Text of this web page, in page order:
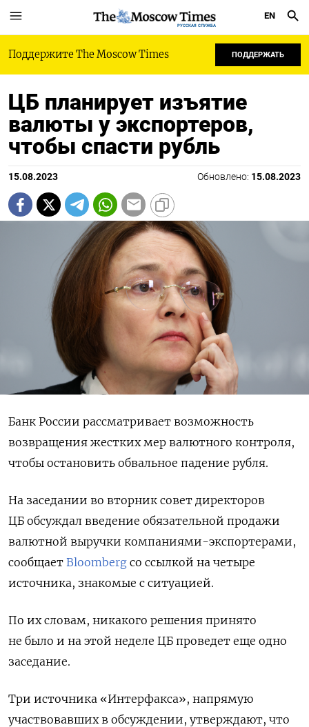
РУССКАЯ СЛУЖБА
EN
Поддержите The Moscow Times ПОДДЕРЖАТЬ
ЦБ планирует изъятие
валюты у экспортеров,
чтобы спасти рубль
15.08.2023 Обновлено: 15.08.2023
Банк России рассматривает возможность
возвращения жестких мер валютного контроля,
чтобы остановить обвальное падение рубля.
На заседании во вторник совет директоров
ЦБ обсуждал введение обязательной продажи
валютной выручки компаниями-экспортерами,
сообщает Bloomberg со ссылкой на четыре
источника, знакомые с ситуацией.
По их словам, никакого решения принято
не было и на этой неделе ЦБ проведет еще одно
заседание.
Три источника «Интерфакса», напрямую
участвовавших в обсуждении, утверждают, что